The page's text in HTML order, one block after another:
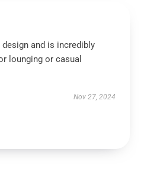
and is incredibly
lounging or casual
Nov 27, 2024